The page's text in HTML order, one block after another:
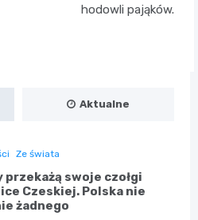
hodowli pająków.
Aktualne
Ze świata
przekażą swoje czołgi
Czeskiej. Polska nie
żadnego